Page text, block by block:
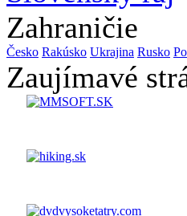
Zahraničie
Česko Rakúsko Ukrajina Rusko
Zaujímavé